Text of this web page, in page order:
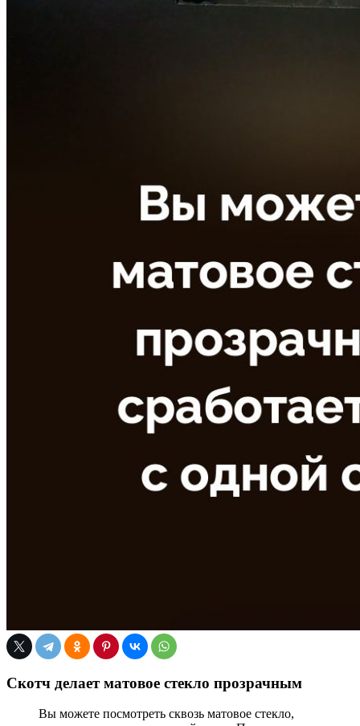
Скотч делает матовое стекло прозрачным
Вы можете посмотреть сквозь матовое стекло,